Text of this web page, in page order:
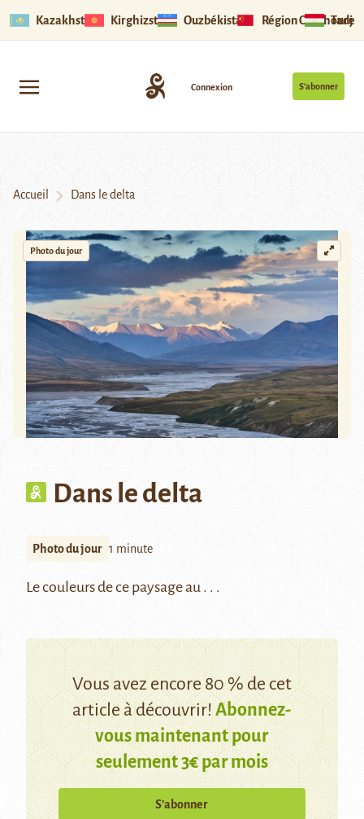
Kazakhstan Kirghizstan Ouzbékistan Région Ouïghoure
S’abonner
Connexion
Accueil Dans le delta
Photo du jour
Dans le delta
Photo du jour 1 minute
Le couleurs de ce paysage au . . .
Vous avez encore 80 % de cet
article à découvrir!Abonnez-
vous maintenant pour
seulement 3€ par mois
S’abonner